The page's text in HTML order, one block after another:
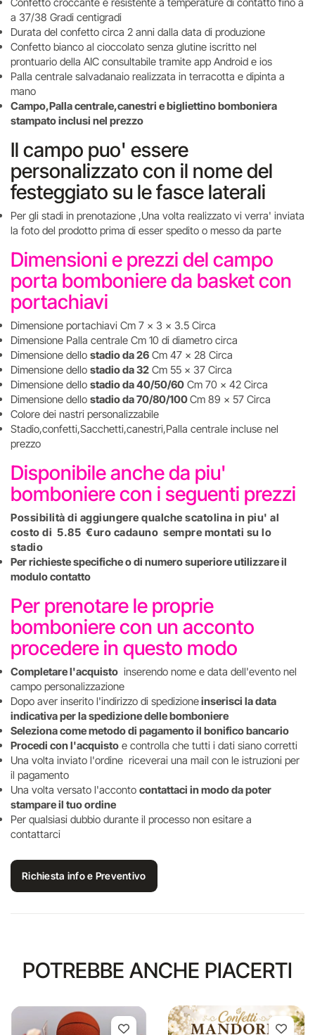
a 37/38 Gradi centigradi
Durata del confetto circa 2 anni dalla data di produzione
Confetto bianco al cioccolato senza glutine iscritto nel
prontuario della AIC consultabile tramite app Android e ios
Palla centrale salvadanaio realizzata in terracotta e dipinta a
mano
Campo,Palla centrale,canestri e bigliettino bomboniera
stampato inclusi nel prezzo
Il campo puo' essere
personalizzato con il nome del
festeggiato su le fasce laterali
Per gli stadi in prenotazione ,Una volta realizzato vi verra' inviata
la foto del prodotto prima di esser spedito o messo da parte
Dimensioni e prezzi del campo
porta bomboniere da basket con
portachiavi
Dimensione portachiavi Cm 7 x 3 x 3.5 Circa
Dimensione Palla centrale Cm 10 di diametro circa
Dimensione dello stadio da 26 Cm 47 x 28 Circa
Dimensione dello stadio da 32 Cm 55 x 37 Circa
Dimensione dello stadio da 40/50/60 Cm 70 x 42 Circa
Dimensione dello stadio da 70/80/100Cm 89 x 57 Circa
Colore dei nastri personalizzabile
Stadio,confetti,Sacchetti,canestri,Palla centrale incluse nel
prezzo
Disponibile anche da piu'
bomboniere con i seguenti prezzi
Possibilità di aggiungere qualche scatolina in piu' al
costo di 5.85 €uro cadauno sempre montati su lo
stadio
Per richieste specifiche o di numero superiore utilizzare il
modulo contatto
Per prenotare le proprie
bomboniere con un acconto
procedere in questo modo
Completare l'acquisto inserendo nome e data dell'evento nel
campo personalizzazione
Dopo aver inserito l'indirizzo di spedizioneinserisci la data
indicativa per la spedizione delle bomboniere
Seleziona come metodo di pagamento il bonifico bancario
Procedi con l'acquisto e controlla che tutti i dati siano corretti
Una volta inviato l'ordine riceverai una mail con le istruzioni per
il pagamento
Una volta versato l'acconto contattaci in modo da poter
stampare il tuo ordine
Per qualsiasi dubbio durante il processo non esitare a
contattarci
Richiesta info e Preventivo
POTREBBE ANCHE PIACERTI